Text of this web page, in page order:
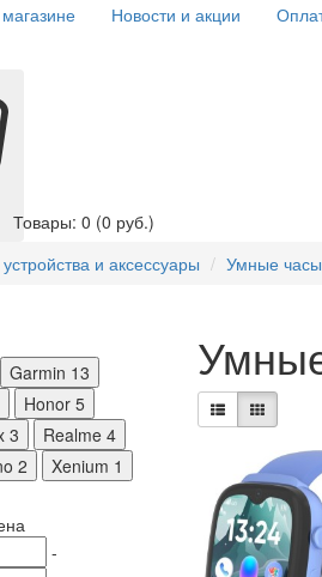
Новости и акции
Товары: 0 (0 руб.)
и аксессуары
Умные
Garmin 13
Honor 5
3 Realme 4
2 Xenium 1
-